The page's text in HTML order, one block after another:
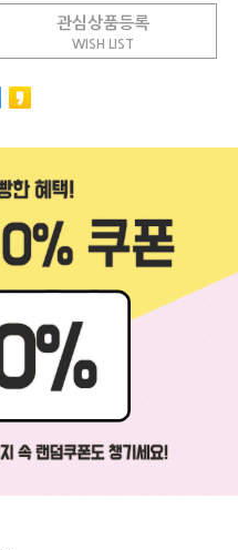
관심상품등록
WISH LIST